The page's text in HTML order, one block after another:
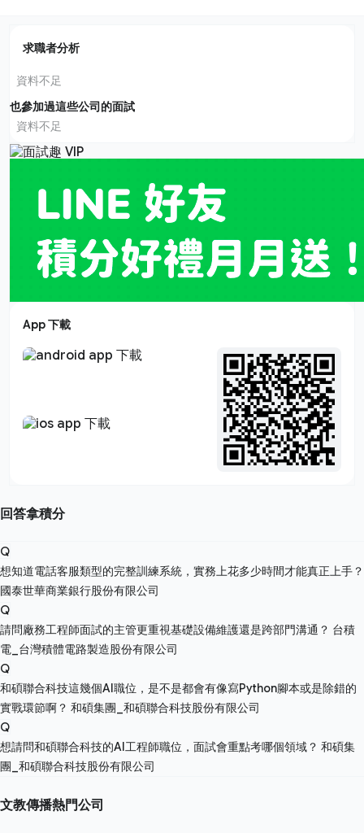
求職者分析
資料不足
也參加過這些公司的面試
資料不足
App 下載
回答拿積分
Q
想知道電話客服類型的完整訓練系統，實務上花多少時間才能真正上手？
國泰世華商業銀行股份有限公司
Q
請問廠務工程師面試的主管更重視基礎設備維護還是跨部門溝通？ 台積
電_台灣積體電路製造股份有限公司
Q
和碩聯合科技這幾個AI職位，是不是都會有像寫Python腳本或是除錯的
實戰環節啊？ 和碩集團_和碩聯合科技股份有限公司
Q
想請問和碩聯合科技的AI工程師職位，面試會重點考哪個領域？ 和碩集
團_和碩聯合科技股份有限公司
文教傳播熱門公司